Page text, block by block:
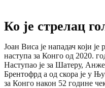
Ко је стрелац
Јоан Виса је нападач који
наступа за Конго од 2020.
Наступао је за Шатеру,
Брентофрд а од скора је у
за Конго након 52 године